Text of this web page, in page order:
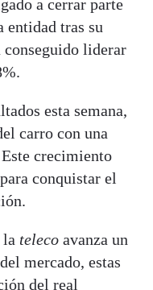
a cerrar parte
entidad tras su
conseguido liderar
esta semana,
carro con una
crecimiento
conquistar el
la teleco avanza un
mercado, estas
del real